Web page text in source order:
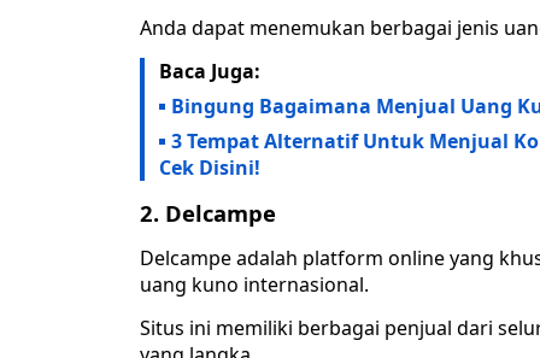
Anda dapat menemukan berbagai jenis
Baca Juga:
Bingung Bagaimana Menjual Uang
3 Tempat Alternatif Untuk Menjual
Cek Disini!
2. Delcampe
Delcampe adalah platform online yang
uang kuno internasional.
Situs ini memiliki berbagai penjual dari